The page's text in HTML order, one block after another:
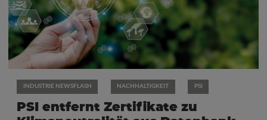
INDUSTRIE NEWSFLASH NACHHALTIGKEIT PSI
PSI entfernt Zertifikate zu